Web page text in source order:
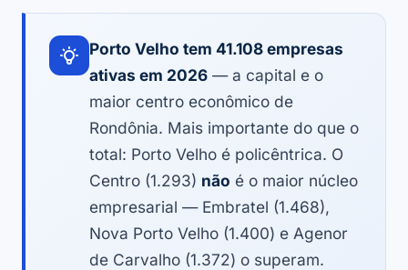
Porto Velho tem 41.108 empresas
ativas em 2026 — a capital e o
maior centro econômico de
Rondônia. Mais importante do que o
total: Porto Velho é policêntrica. O
Centro (1.293) não é o maior núcleo
empresarial — Embratel (1.468),
Nova Porto Velho (1.400) e Agenor
de Carvalho (1.372) o superam.